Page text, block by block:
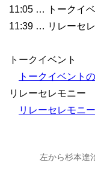
11:05 … トークイベ
11:39 … リレーセ
トークイベント
トークイベント
リレーセレモニー
リレーセレモニ
左から杉本達